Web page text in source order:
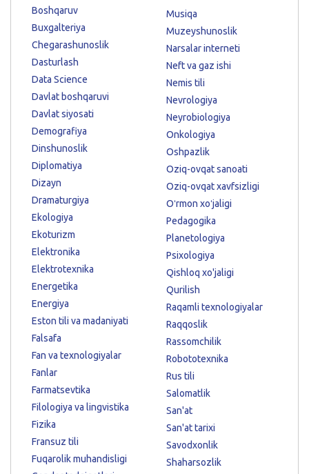
Boshqaruv
Buxgalteriya
Chegarashunoslik
Dasturlash
Data Science
Davlat boshqaruvi
Davlat siyosati
Demografiya
Dinshunoslik
Diplomatiya
Dizayn
Dramaturgiya
Ekologiya
Ekoturizm
Elektronika
Elektrotexnika
Energetika
Energiya
Eston tili va madaniyati
Falsafa
Fan va texnologiyalar
Fanlar
Farmatsevtika
Filologiya va lingvistika
Fizika
Fransuz tili
Fuqarolik muhandisligi
Musiqa
Muzeyshunoslik
Narsalar interneti
Neft va gaz ishi
Nemis tili
Nevrologiya
Neyrobiologiya
Onkologiya
Oshpazlik
Oziq-ovqat sanoati
Oziq-ovqat xavfsizligi
Oʻrmon xoʻjaligi
Pedagogika
Planetologiya
Psixologiya
Qishloq xo'jaligi
Qurilish
Raqamli texnologiyalar
Raqqoslik
Rassomchilik
Robototexnika
Rus tili
Salomatlik
San'at
San'at tarixi
Savodxonlik
Shaharsozlik